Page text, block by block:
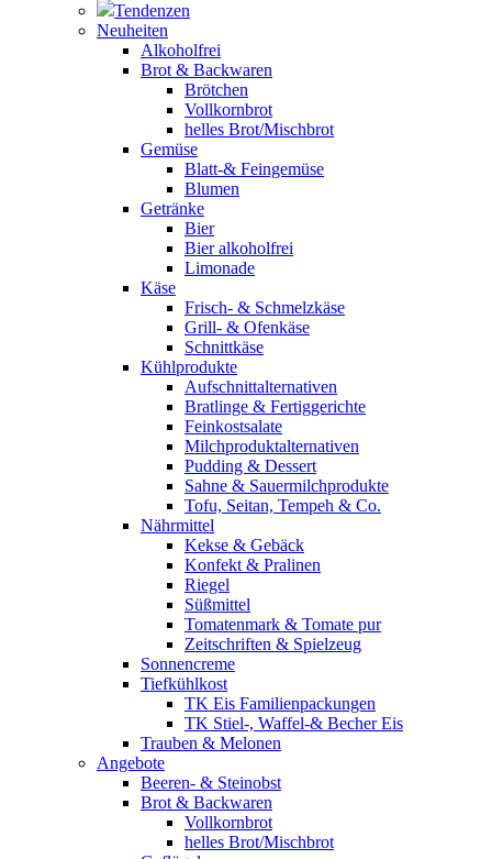
Tendenzen
Neuheiten
Alkoholfrei
Brot & Backwaren
Brötchen
Vollkornbrot
helles Brot/Mischbrot
Gemüse
Blatt-& Feingemüse
Blumen
Getränke
Bier
Bier alkoholfrei
Limonade
Käse
Frisch- & Schmelzkäse
Grill- & Ofenkäse
Schnittkäse
Kühlprodukte
Aufschnittalternativen
Bratlinge & Fertiggerichte
Feinkostsalate
Milchproduktalternativen
Pudding & Dessert
Sahne & Sauermilchprodukte
Tofu, Seitan, Tempeh & Co.
Nährmittel
Kekse & Gebäck
Konfekt & Pralinen
Riegel
Süßmittel
Tomatenmark & Tomate pur
Zeitschriften & Spielzeug
Sonnencreme
Tiefkühlkost
TK Eis Familienpackungen
TK Stiel-, Waffel-& Becher Eis
Trauben & Melonen
Angebote
Beeren- & Steinobst
Brot & Backwaren
Vollkornbrot
helles Brot/Mischbrot